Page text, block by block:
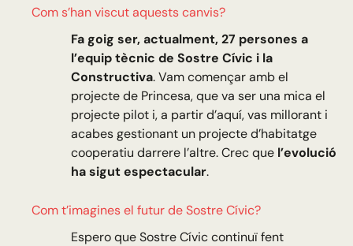
Com s’han viscut aquests canvis?
Fa goig ser, actualment, 27 persones a
l’equip tècnic de Sostre Cívic i la
Constructiva. Vam començar amb el
projecte de Princesa, que va ser una mica el
projecte pilot i, a partir d’aquí, vas millorant i
acabes gestionant un projecte d’habitatge
cooperatiu darrere l’altre. Crec que l’evolució
ha sigut espectacular.
Com t’imagines el futur de Sostre Cívic?
Espero que Sostre Cívic continuï fent